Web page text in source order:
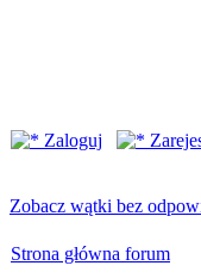
Zaloguj
Zobacz wątki bez
Strona główna forum